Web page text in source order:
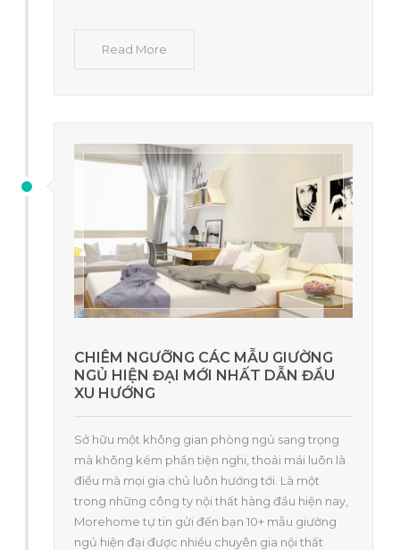
Read More
CHIÊM NGƯỠNG CÁC MẪU GIƯỜNG
NGỦ HIỆN ĐẠI MỚI NHẤT DẪN ĐẦU
XU HƯỚNG
Sở hữu một không gian phòng ngủ sang trọng
mà không kém phần tiện nghi, thoải mái luôn là
điều mà mọi gia chủ luôn hướng tới. Là một
trong những công ty nội thất hàng đầu hiện nay,
Morehome tự tin gửi đến bạn 10+ mẫu giường
ngủ hiện đại được nhiều chuyên gia nội thất